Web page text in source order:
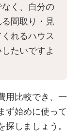
く、自分の
間取り・見
れるハウス
たいですよ
用比較でき、一
ず始めに使って
しましょう。